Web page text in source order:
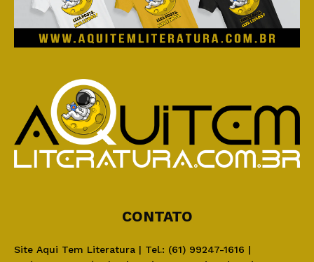
CONTATO
Site Aqui Tem Literatura | Tel.: (61) 99247-1616 |